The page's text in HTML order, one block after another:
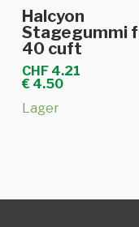
Halcyon
Stagegummi
40 cuft
CHF4.21
€4.50
Lager